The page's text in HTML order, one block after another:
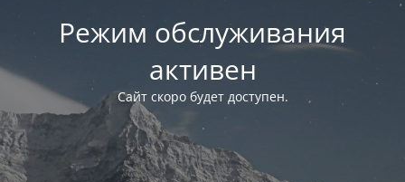
Режим обслуживания
активен
Сайт скоро будет доступен.